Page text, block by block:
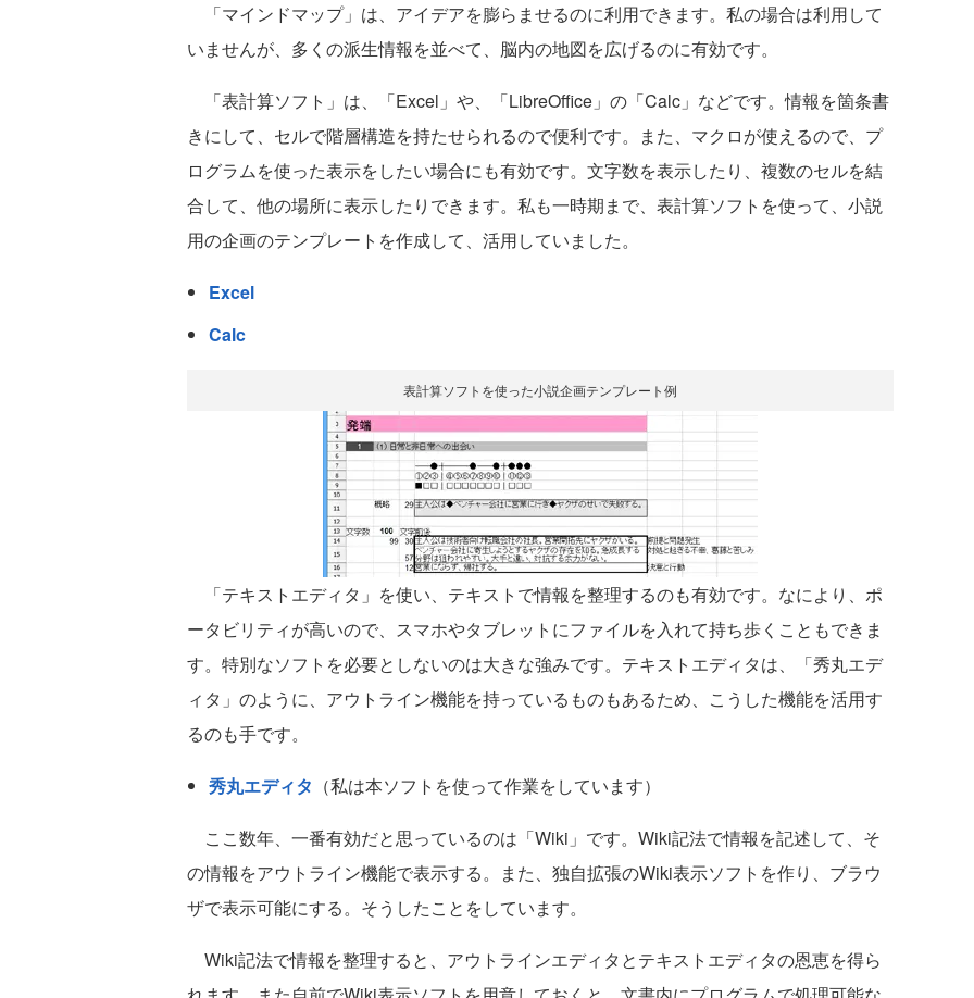
「マインドマップ」は、アイデアを膨らませるのに利用できます。私の場合は利用して
いませんが、多くの派生情報を並べて、脳内の地図を広げるのに有効です。
「表計算ソフト」は、「Excel」や、「LibreOffice」の「Calc」などです。情報を箇条書
きにして、セルで階層構造を持たせられるので便利です。また、マクロが使えるので、プ
ログラムを使った表示をしたい場合にも有効です。文字数を表示したり、複数のセルを結
合して、他の場所に表示したりできます。私も一時期まで、表計算ソフトを使って、小説
用の企画のテンプレートを作成して、活用していました。
Excel
Calc
表計算ソフトを使った小説企画テンプレート例
「テキストエディタ」を使い、テキストで情報を整理するのも有効です。なにより、ポ
ータビリティが高いので、スマホやタブレットにファイルを入れて持ち歩くこともできま
す。特別なソフトを必要としないのは大きな強みです。テキストエディタは、「秀丸エデ
ィタ」のように、アウトライン機能を持っているものもあるため、こうした機能を活用す
るのも手です。
秀丸エディタ （私は本ソフトを使って作業をしています）
ここ数年、一番有効だと思っているのは「Wiki」です。Wiki記法で情報を記述して、そ
の情報をアウトライン機能で表示する。また、独自拡張のWiki表示ソフトを作り、ブラウ
ザで表示可能にする。そうしたことをしています。
Wiki記法で情報を整理すると、アウトラインエディタとテキストエディタの恩恵を得ら